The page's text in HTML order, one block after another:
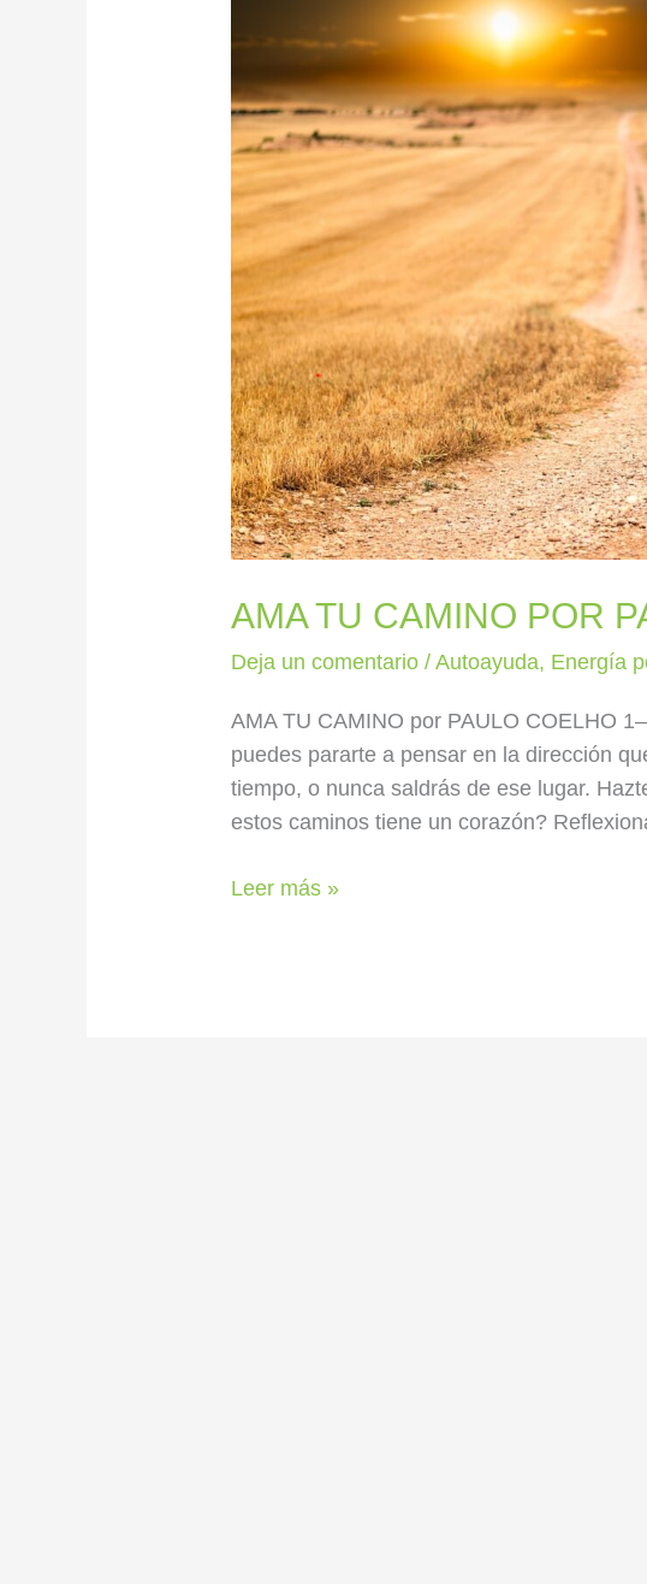
AMA TU CAMINO POR
Deja un comentario /Autoayuda, Energía
AMA TU CAMINO por PAULO COELHO
puedes pararte a pensar en la dirección
tiempo, o nunca saldrás de ese lugar.
estos caminos tiene un corazón?
CAMINO
POR
PAULO
COELHO
Leer más »